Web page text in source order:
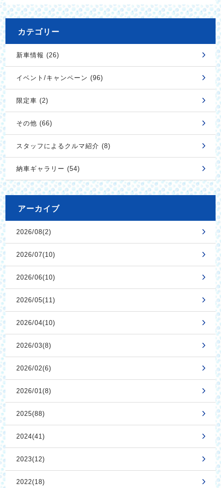
カテゴリー
新車情報 (26)
イベント/キャンペーン (96)
限定車 (2)
その他 (66)
スタッフによるクルマ紹介 (8)
納車ギャラリー (54)
アーカイブ
2026/08(2)
2026/07(10)
2026/06(10)
2026/05(11)
2026/04(10)
2026/03(8)
2026/02(6)
2026/01(8)
2025(88)
2024(41)
2023(12)
2022(18)